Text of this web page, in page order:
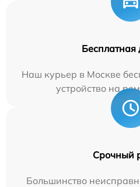
Бесплатная
Наш курьер в Москве
устройство на
Срочный
Большинство